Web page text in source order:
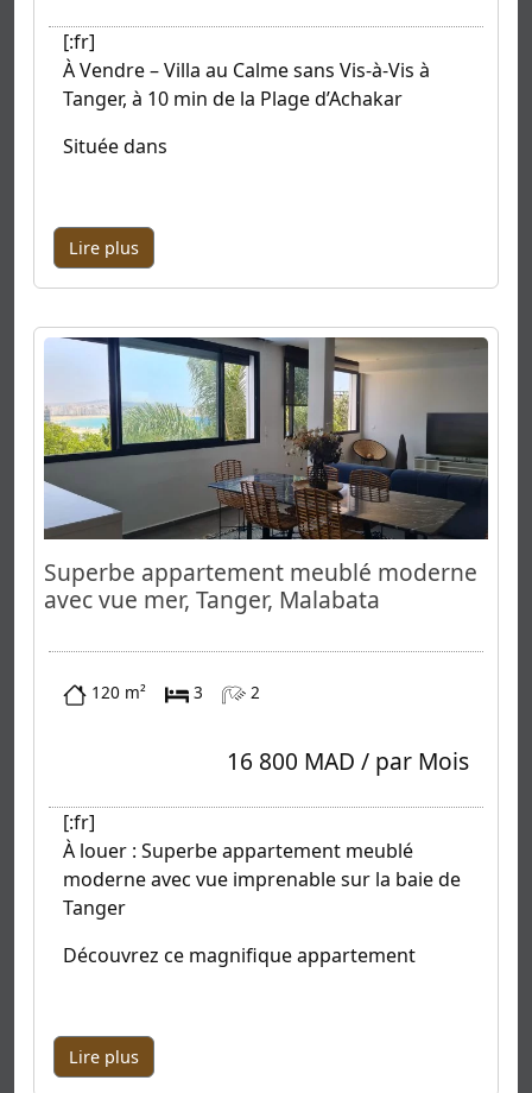
[:fr]
À Vendre – Villa au Calme sans Vis-à-Vis à
Tanger, à 10 min de la Plage d’Achakar
Située dans
Lire plus
Superbe appartement meublé moderne
avec vue mer, Tanger, Malabata
120 m² 3 2
16 800 MAD / par Mois
[:fr]
À louer : Superbe appartement meublé
moderne avec vue imprenable sur la baie de
Tanger
Découvrez ce magnifique appartement
Lire plus